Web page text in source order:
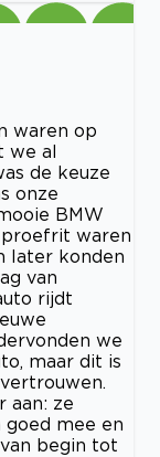
waren op
we al
de keuze
onze
BMW
proefrit waren
later konden
van
rijdt
we
maar dit is
aan: ze
mee en
begin tot